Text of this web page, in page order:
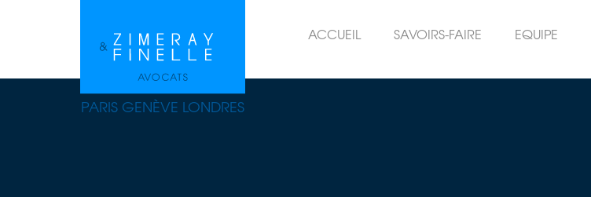
PARIS GENÈVE LONDRES
ACCUEIL SAVOIRS-FAIRE EQUIPE